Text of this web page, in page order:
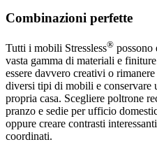
Combinazioni perfette
Tutti i mobili Stressless® possono
vasta gamma di materiali e
essere davvero creativi o
diversi tipi di mobili e conservare
propria casa. Scegliere poltrone
pranzo e sedie per ufficio
oppure creare contrasti
coordinati.